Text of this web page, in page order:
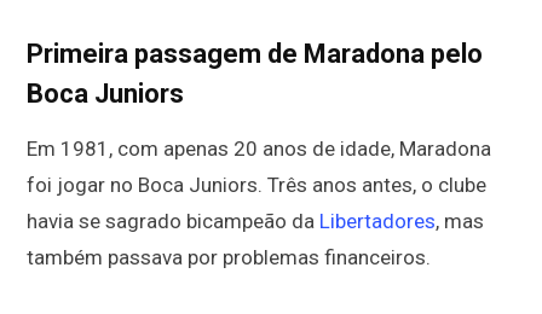
Primeira passagem de Maradona pelo
Boca Juniors
Em 1981, com apenas 20 anos de idade, Maradona
foi jogar no Boca Juniors. Três anos antes, o clube
havia se sagrado bicampeão da Libertadores, mas
também passava por problemas financeiros.